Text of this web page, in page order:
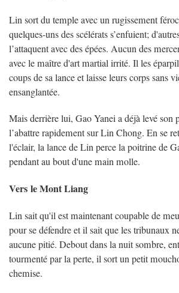
Lin sort du temple avec un rugissement
quelques-uns des scélérats s’enfuient;
l’attaquent avec des épées. Aucun des
avec le maître d'art martial irrité. Il les
coups de sa lance et laisse leurs corps sans
ensanglantée.
Mais derrière lui, Gao Yanei a déjà levé son
l’abattre rapidement sur Lin Chong. En se
l'éclair, la lance de Lin perce la poitrine de
pendant au bout d'une main molle.
Vers le Mont Liang
Lin sait qu'il est maintenant coupable de
pour se défendre et il sait que les tribunaux
aucune pitié. Debout dans la nuit sombre,
tourmenté par la perte, il sort un petit
chemise.